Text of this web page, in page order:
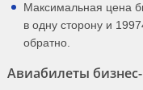
Максимальная цена
в одну сторону и
обратно.
Авиабилеты бизнес-